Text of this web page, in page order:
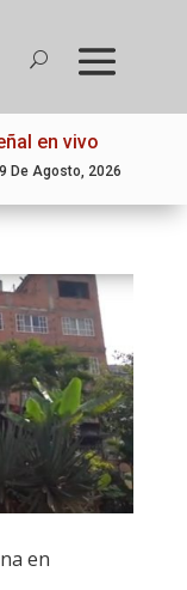
en vivo
De Agosto, 2026
en